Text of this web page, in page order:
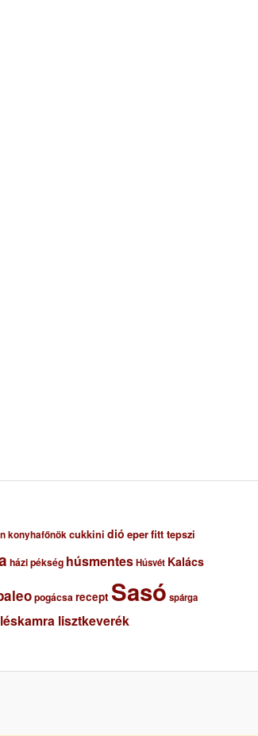
konyhafőnökcukkini dió eperfitt tepszi
házi pékség húsmentesHúsvét Kalács
pogácsarecept Sasó spárga
lisztkeverék